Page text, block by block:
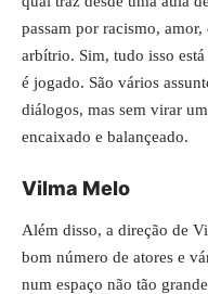
passam por racismo,
arbítrio. Sim, tudo isso
é jogado. São vários
diálogos, mas sem virar
encaixado e balançeado.
Vilma Melo
Além disso, a direção de
bom número de atores e
num espaço não tão